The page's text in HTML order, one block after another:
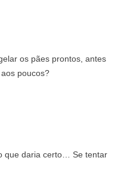
os pães prontos, antes
poucos?
que daria certo… Se tentar